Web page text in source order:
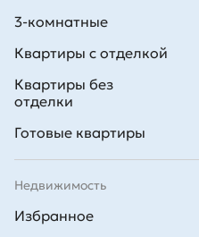
3-комнатные
Квартиры с отделкой
Квартиры без
отделки
Готовые квартиры
Недвижимость
Избранное